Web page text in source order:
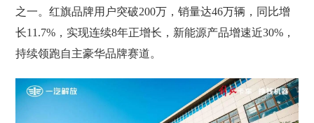
之一。红旗品牌用户突破200万，销量达46万辆，同比增
长11.7%，实现连续8年正增长，新能源产品增速近30%，
持续领跑自主豪华品牌赛道。